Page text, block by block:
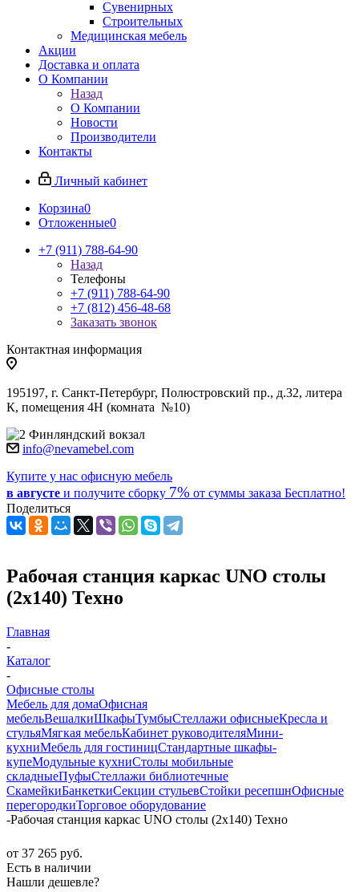
Сувенирных
Строительных
Медицинская мебель
Акции
Доставка и оплата
О Компании
Назад
О Компании
Новости
Производители
Контакты
Личный кабинет
Корзина0
Отложенные0
+7 (911) 788-64-90
Назад
Телефоны
+7 (911) 788-64-90
+7 (812) 456-48-68
Заказать звонок
Контактная информация
195197, г. Санкт-Петербург, Полюстровский пр., д.32, литера
К, помещения 4Н (комната №10)
Финляндский вокзал
info@nevamebel.com
Купите у нас офисную мебель
в августе и получите сборку 7% от суммы заказа Бесплатно!
Поделиться
Рабочая станция каркас UNO столы
(2х140) Техно
Главная
-
Каталог
-
Офисные столы
Мебель для домаОфисная
мебельВешалкиШкафыТумбыСтеллажи офисныеКресла и
стульяМягкая мебельКабинет руководителяМини-
кухниМебель для гостиницСтандартные шкафы-
купеМодульные кухниСтолы мобильные
складныеПуфыСтеллажи библиотечные
СкамейкиБанкеткиСекции стульевСтойки ресепшнОфисные
перегородкиТорговое оборудование
-Рабочая станция каркас UNO столы (2х140) Техно
от 37 265 руб.
Есть в наличии
Нашли дешевле?